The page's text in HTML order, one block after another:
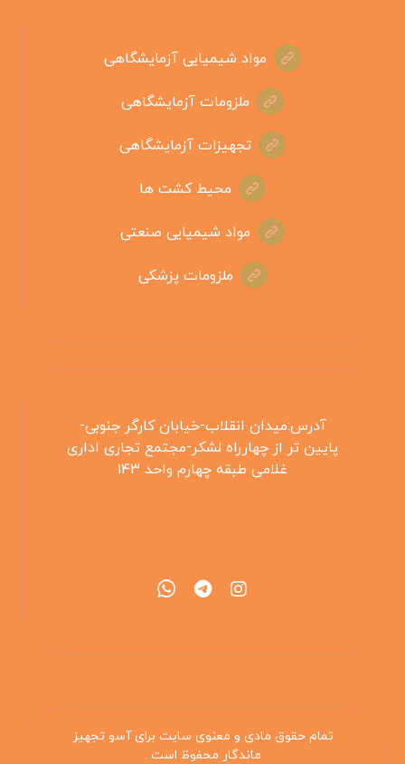
مواد شیمیایی آزمایشگاهی
ملزومات آزمایشگاهی
تجهیزات آزمایشگاهی
محیط کشت ها
مواد شیمیایی صنعتی
ملزومات پزشکی
آدرس:میدان انقلاب-خیابان کارگر جنوبی-
پایین تر از چهارراه لشکر-مجتمع تجاری اداری
غلامی طبقه چهارم واحد ۱۴۳
تمام حقوق مادی و معنوی سایت برای آسو تجهیز
ماندگار محفوظ است .